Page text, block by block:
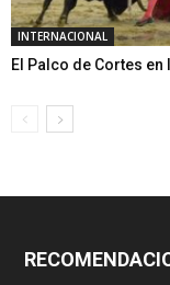
INTERNACIONAL
El Palco de Cortes en